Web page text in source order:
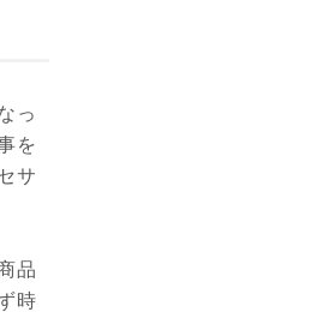
っ
を
サ
品
時